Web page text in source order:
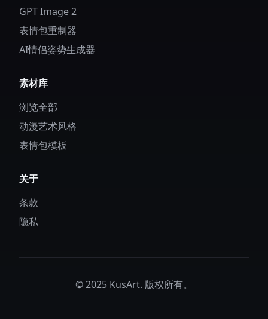
GPT Image 2
表情包重制器
AI情侣姿势生成器
素材库
浏览全部
动漫艺术风格
表情包模板
关于
条款
隐私
© 2025 KusArt. 版权所有。